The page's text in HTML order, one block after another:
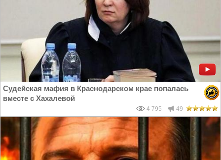
Судейская мафия в Краснодарском крае попалась
вместе с Хахалевой
4 795 49